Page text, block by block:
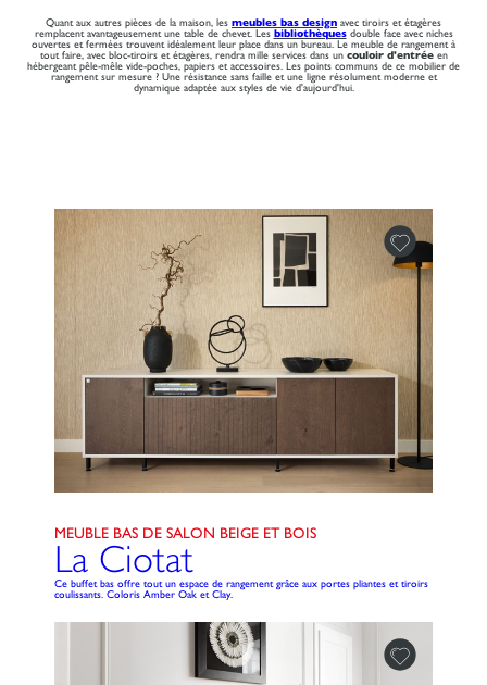
Quant aux autres pièces de la maison, les meubles bas design avec tiroirs et étagères
remplacent avantageusement une table de chevet. Les bibliothèquesdouble face avec niches
ouvertes et fermées trouvent idéalement leur place dans un bureau. Le meuble de rangement à
tout faire, avec bloc-tiroirs et étagères, rendra mille services dans un couloir d'entréeen
hébergeant pêle-mêle vide-poches, papiers et accessoires. Les points communs de ce mobilier de
rangement sur mesure ? Une résistance sans faille et une ligne résolument moderne et
dynamique adaptée aux styles de vie d'aujourd'hui.
MEUBLE BAS DE SALON BEIGE ET BOIS
La Ciotat
Ce buffet bas offre tout un espace de rangement grâce aux portes pliantes et tiroirs
coulissants. Coloris Amber Oak et Clay.